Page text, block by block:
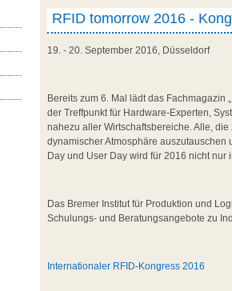
RFID tomorrow 2016 -
19. - 20. September 2016, Düsseldorf
Bereits zum 6. Mal lädt das Fachmagazin
der Treffpunkt für Hardware-Experten,
nahezu aller Wirtschaftsbereiche. Alle,
dynamischer Atmosphäre
Day und User Day wird für 2016 nicht
Das Bremer Institut für Produktion und
Schulungs- und Beratungsangebote zu
Internationaler RFID-Kongress 2016